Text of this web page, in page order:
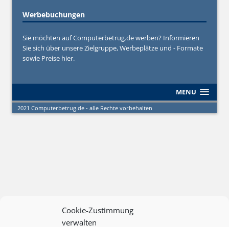
Cookie-Zustimmung
verwalten
Werbebuchungen
Sie möchten auf Computerbetrug.de werben? Informieren
Sie sich über unsere Zielgruppe, Werbeplätze und - Formate
sowie Preise hier.
MENU
2021 Computerbetrug.de - alle Rechte vorbehalten